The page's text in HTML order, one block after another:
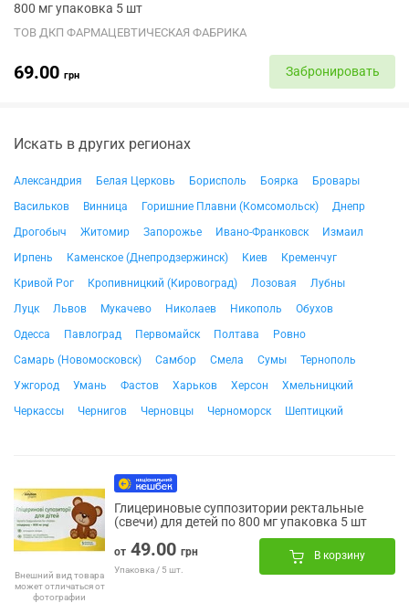
800 мг упаковка 5 шт
ТОВ ДКП ФАРМАЦЕВТИЧЕСКАЯ ФАБРИКА
69.00 грн Забронировать
Искать в других регионах
Александрия Белая Церковь Борисполь Боярка
Бровары
Васильков
Винница Горишние Плавни (Комсомольск)
Днепр
Дрогобыч
Житомир Запорожье Ивано-Франковск
Измаил
Ирпень
Каменское (Днепродзержинск) Киев
Кременчуг
Кривой Рог
Кропивницкий (Кировоград) Лозовая
Лубны
Луцк
Львов Мукачево Николаев Никополь
Обухов
Одесса
Павлоград Первомайск Полтава
Ровно
Самарь (Новомосковск)
Самбор Смела Сумы
Тернополь
Ужгород
Умань Фастов Харьков Херсон
Хмельницкий
Черкассы
Чернигов Черновцы Черноморск Шептицкий
Внешний вид товара
может отличаться от
фотографии
Глицериновые суппозитории ректальные
(свечи) для детей по 800 мг упаковка 5 шт
от 49.00 грн
Упаковка / 5 шт.
В корзину